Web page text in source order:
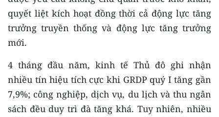
TRI THỨC CHUYÊN SÂU
54 DÂN TỘC VIỆT NAM
CHƯƠNG TRÌNH OCOP - MỖI XÃ
MỘT SẢN PHẨM
RADIO
quyết liệt kích hoạt đồng thời cả động lực tăng
trưởng truyền thống và động lực tăng trưởng
mới.
4 tháng đầu năm, kinh tế Thủ đô ghi nhận
nhiều tín hiệu tích cực khi GRDP quý I tăng gần
7,9%; công nghiệp, dịch vụ, du lịch và thu ngân
sách đều duy trì đà tăng khá. Tuy nhiên, nhiều